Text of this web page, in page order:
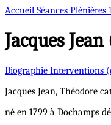
Accueil Séances Plénières
JacquesJean
Biographie Interventions
Jacques Jean, Théodore
né en 1799 à Dochamps